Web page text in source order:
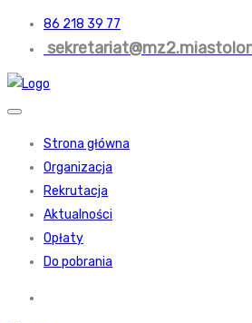
86 218 39 77
Strona główna
Organizacja
Rekrutacja
Aktualności
Opłaty
Do pobrania